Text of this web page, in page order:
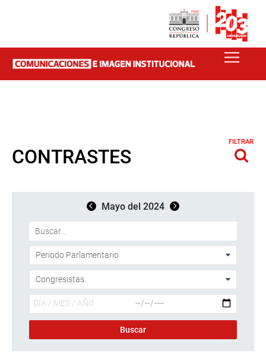
CONTRASTES
FILTRAR
Mayo del 2024